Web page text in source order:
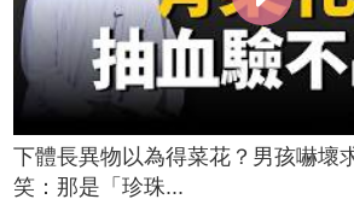
下體長異物以為得菜花？男孩嚇壞
笑：那是「珍珠...